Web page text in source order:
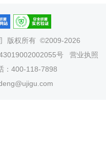
版权所有 ©2009-2026
号
营业执照
：400-118-7898